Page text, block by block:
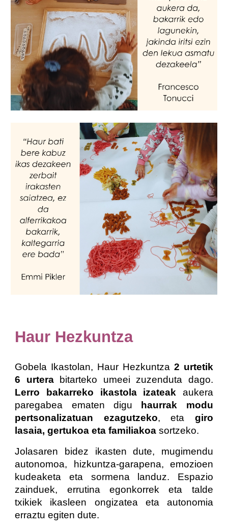
Haur Hezkuntza
Gobela Ikastolan, Haur Hezkuntza 2 urtetik
6 urterabitarteko umeei zuzenduta dago.
Lerro bakarreko ikastola izateak aukera
paregabea ematen digu haurrak modu
pertsonalizatuan ezagutzeko, eta giro
lasaia, gertukoa eta familiakoa sortzeko.
Jolasaren bidez ikasten dute, mugimendu
autonomoa, hizkuntza-garapena, emozioen
kudeaketa eta sormena landuz. Espazio
zainduek, errutina egonkorrek eta talde
txikiek ikasleen ongizatea eta autonomia
erraztu egiten dute.